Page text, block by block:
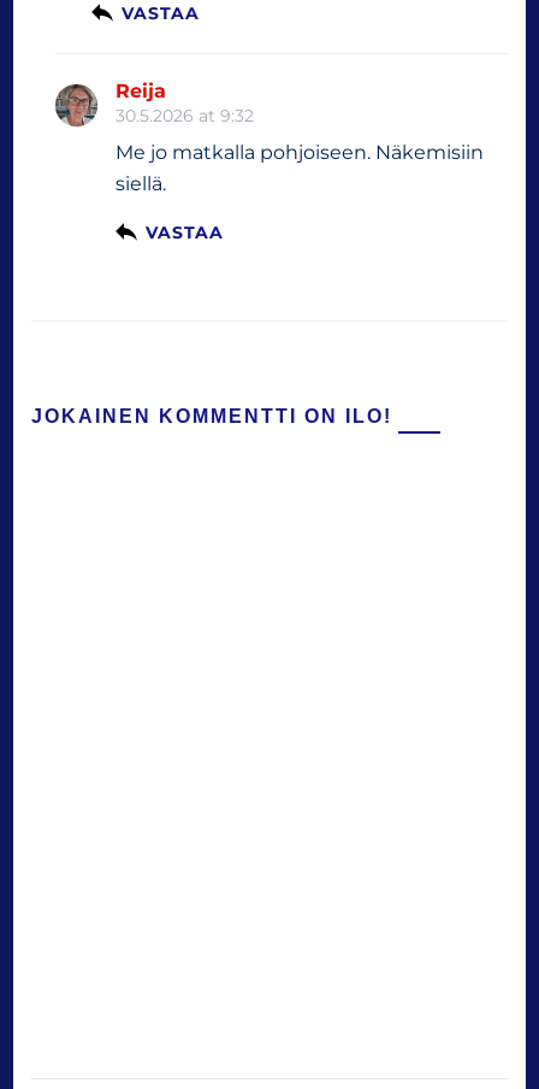
VASTAA
Reija
30.5.2026 at 9:32
Me jo matkalla pohjoiseen. Näkemisiin
siellä.
VASTAA
JOKAINEN KOMMENTTI ON ILO!